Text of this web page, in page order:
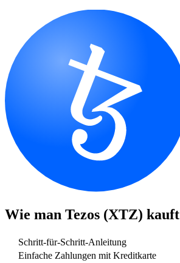
Wie man Tezos (XTZ) kauft
Schritt-für-Schritt-Anleitung
Einfache Zahlungen mit Kreditkarte